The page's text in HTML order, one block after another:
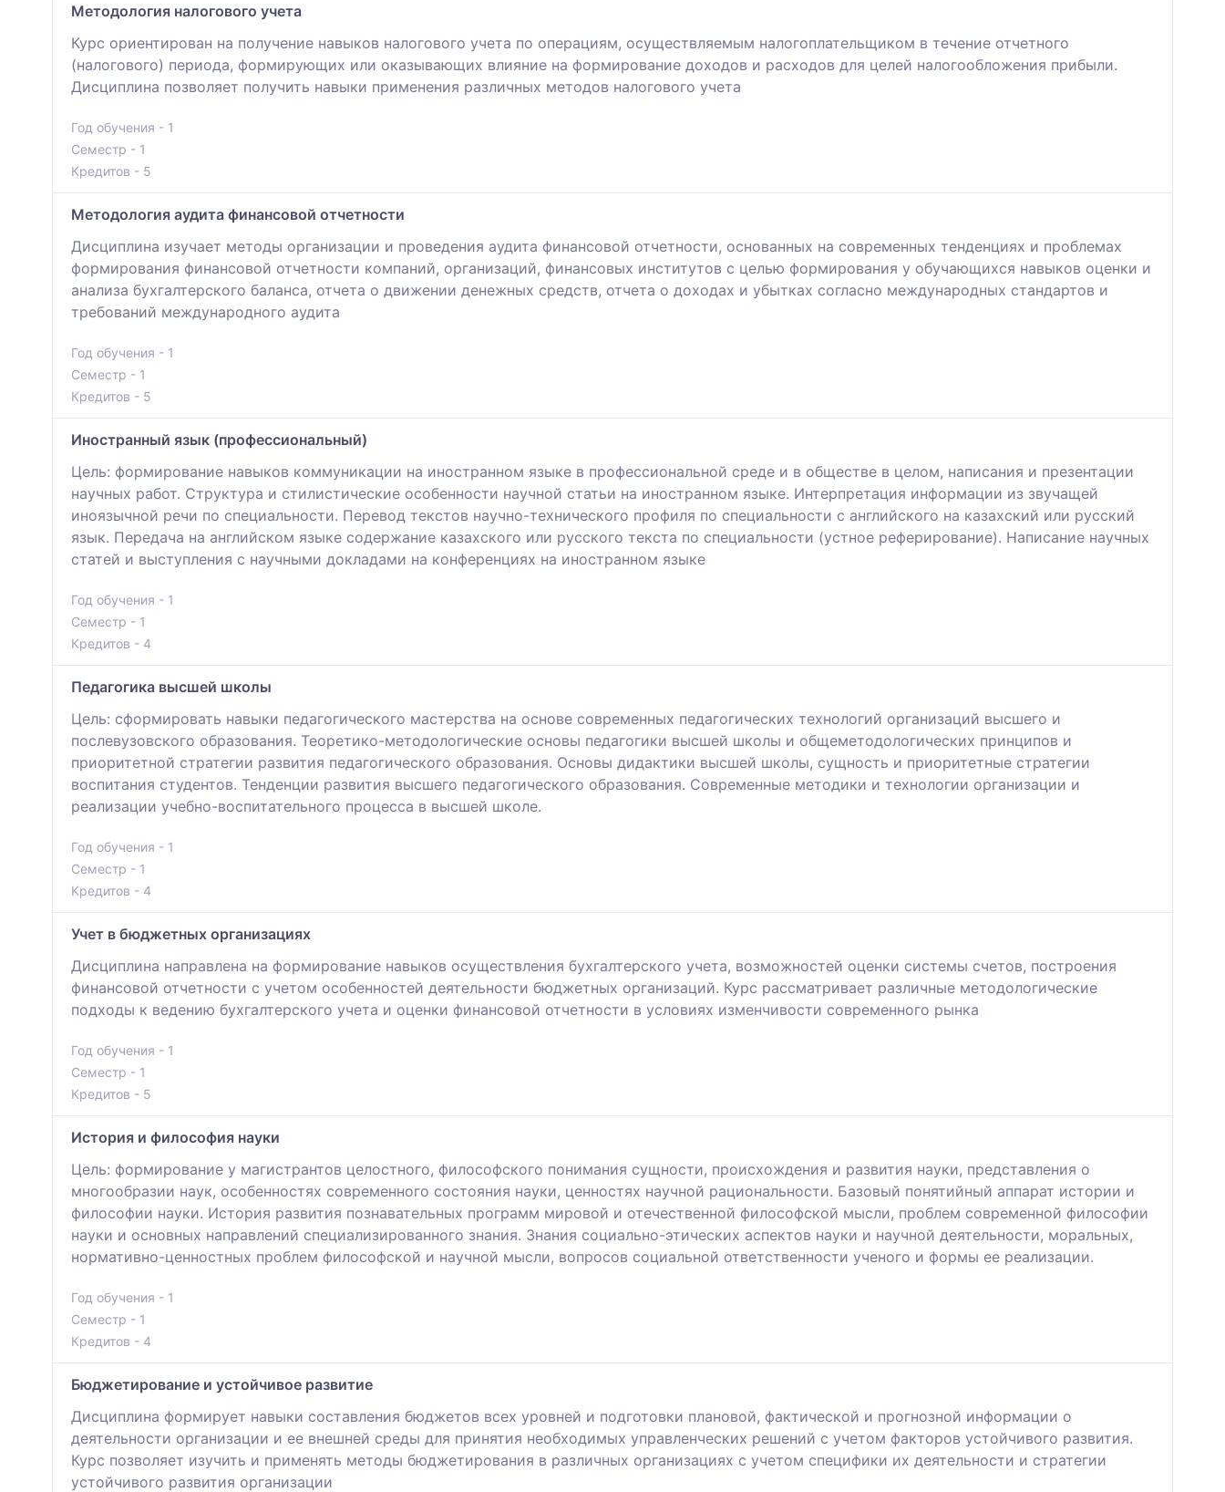
Методология налогового учета
Курс ориентирован на получение навыков налогового учета по операциям, осуществляемым налогоплательщиком в течение отчетного
(налогового) периода, формирующих или оказывающих влияние на формирование доходов и расходов для целей налогообложения прибыли.
Дисциплина позволяет получить навыки применения различных методов налогового учета
Год обучения - 1
Семестр - 1
Кредитов - 5
Методология аудита финансовой отчетности
Дисциплина изучает методы организации и проведения аудита финансовой отчетности, основанных на современных тенденциях и проблемах
формирования финансовой отчетности компаний, организаций, финансовых институтов с целью формирования у обучающихся навыков оценки и
анализа бухгалтерского баланса, отчета о движении денежных средств, отчета о доходах и убытках согласно международных стандартов и
требований международного аудита
Год обучения - 1
Семестр - 1
Кредитов - 5
Иностранный язык (профессиональный)
Цель: формирование навыков коммуникации на иностранном языке в профессиональной среде и в обществе в целом, написания и презентации
научных работ. Структура и стилистические особенности научной статьи на иностранном языке. Интерпретация информации из звучащей
иноязычной речи по специальности. Перевод текстов научно-технического профиля по специальности с английского на казахский или русский
язык. Передача на английском языке содержание казахского или русского текста по специальности (устное реферирование). Написание научных
статей и выступления с научными докладами на конференциях на иностранном языке
Год обучения - 1
Семестр - 1
Кредитов - 4
Педагогика высшей школы
Цель: сформировать навыки педагогического мастерства на основе современных педагогических технологий организаций высшего и
послевузовского образования. Теоретико-методологические основы педагогики высшей школы и общеметодологических принципов и
приоритетной стратегии развития педагогического образования. Основы дидактики высшей школы, сущность и приоритетные стратегии
воспитания студентов. Тенденции развития высшего педагогического образования. Современные методики и технологии организации и
реализации учебно-воспитательного процесса в высшей школе.
Год обучения - 1
Семестр - 1
Кредитов - 4
Учет в бюджетных организациях
Дисциплина направлена на формирование навыков осуществления бухгалтерского учета, возможностей оценки системы счетов, построения
финансовой отчетности с учетом особенностей деятельности бюджетных организаций. Курс рассматривает различные методологические
подходы к ведению бухгалтерского учета и оценки финансовой отчетности в условиях изменчивости современного рынка
Год обучения - 1
Семестр - 1
Кредитов - 5
История и философия науки
Цель: формирование у магистрантов целостного, философского понимания сущности, происхождения и развития науки, представления о
многообразии наук, особенностях современного состояния науки, ценностях научной рациональности. Базовый понятийный аппарат истории и
философии науки. История развития познавательных программ мировой и отечественной философской мысли, проблем современной философии
науки и основных направлений специализированного знания. Знания социально-этических аспектов науки и научной деятельности, моральных,
нормативно-ценностных проблем философской и научной мысли, вопросов социальной ответственности ученого и формы ее реализации.
Год обучения - 1
Семестр - 1
Кредитов - 4
Бюджетирование и устойчивое развитие
Дисциплина формирует навыки составления бюджетов всех уровней и подготовки плановой, фактической и прогнозной информации о
деятельности организации и ее внешней среды для принятия необходимых управленческих решений с учетом факторов устойчивого развития.
Курс позволяет изучить и применять методы бюджетирования в различных организациях с учетом специфики их деятельности и стратегии
устойчивого развития организации